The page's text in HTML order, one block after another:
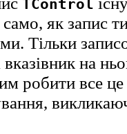
TControl
само, як запис
Тільки
на
робити все це